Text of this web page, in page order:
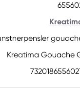
Kreatima Gouache